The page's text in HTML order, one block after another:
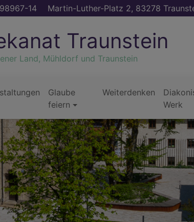
14 Martin-Luther-Platz 2, 83278
Traunstein
Land, Mühldorf und Traunstein
Glaube
feiern
Weiterdenken
Werk